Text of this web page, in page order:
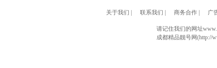
关于我们 联系我们 商务合作| 广
请记住我们的网址
成都精品靓号网(http://